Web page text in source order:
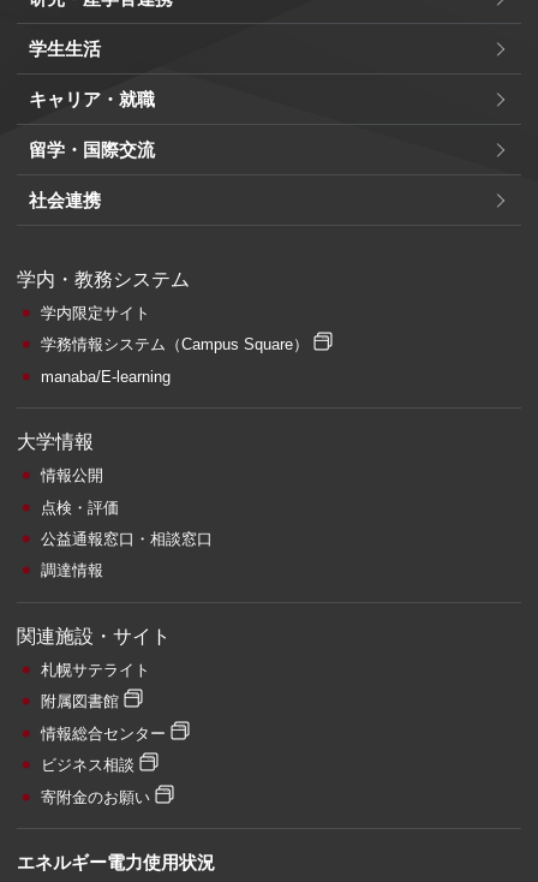
学生生活
キャリア・就職
留学・国際交流
社会連携
学内・教務システム
学内限定サイト
学務情報システム （Campus Square）
manaba/E-learning
大学情報
情報公開
点検・評価
公益通報窓口・相談窓口
調達情報
関連施設・サイト
札幌サテライト
附属図書館
情報総合センター
ビジネス相談
寄附金のお願い
エネルギー電力使用状況